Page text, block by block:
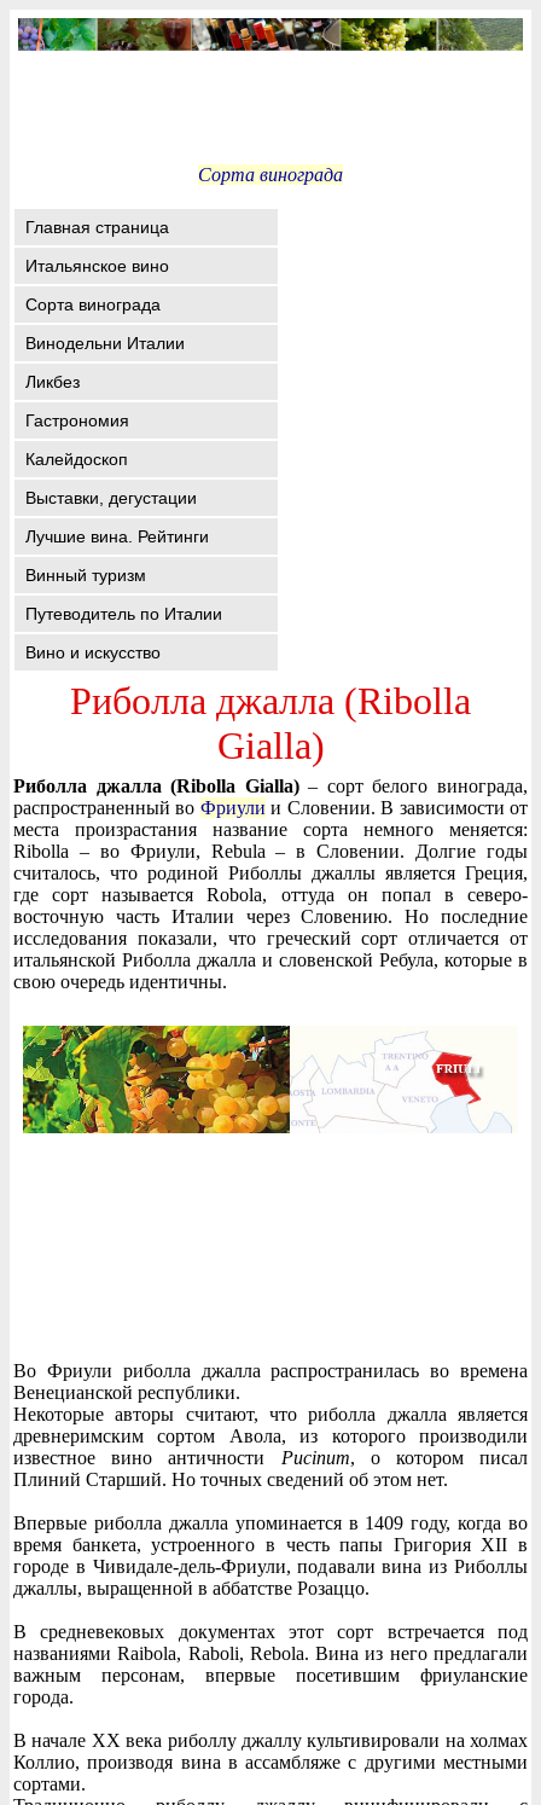
Сорта винограда
Главная страница
Итальянское вино
Сорта винограда
Винодельни Италии
Ликбез
Гастрономия
Калейдоскоп
Выставки, дегустации
Лучшие вина. Рейтинги
Винный туризм
Путеводитель по Италии
Вино и искусство
Риболла джалла (Ribolla
Gialla)
Риболла джалла (Ribolla Gialla)– сорт белого винограда,
распространенный во Фриули и Словении. В зависимости от
места произрастания название сорта немного меняется:
Ribolla – во Фриули, Rebula – в Словении. Долгие годы
считалось, что родиной Риболлы джаллы является Греция,
где сорт называется Robola, оттуда он попал в северо-
восточную часть Италии через Словению. Но последние
исследования показали, что греческий сорт отличается от
итальянской Риболла джалла и словенской Ребула, которые в
свою очередь идентичны.
Во Фриули риболла джалла распространилась во времена
Венецианской республики.
Некоторые авторы считают, что риболла джалла является
древнеримским сортом Авола, из которого производили
известное вино античности Pucinum, о котором писал
Плиний Старший. Но точных сведений об этом нет.
Впервые риболла джалла упоминается в 1409 году, когда во
время банкета, устроенного в честь папы Григория XII в
городе в Чивидале-дель-Фриули, подавали вина из Риболлы
джаллы, выращенной в аббатстве Розаццо.
В средневековых документах этот сорт встречается под
названиями Raibola, Raboli, Rebola. Вина из него предлагали
важным персонам, впервые посетившим фриуланские
города.
В начале XX века риболлу джаллу культивировали на холмах
Коллио, производя вина в ассамбляже с другими местными
сортами.